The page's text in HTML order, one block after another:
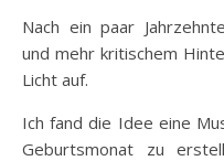
Nach ein paar
und mehr kritischem
Licht auf.
Ich fand die Idee eine
Geburtsmonat zu